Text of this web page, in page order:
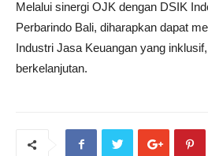
Melalui sinergi OJK dengan DSIK
Perbarindo Bali, diharapkan dapat
Industri Jasa Keuangan yang
berkelanjutan.